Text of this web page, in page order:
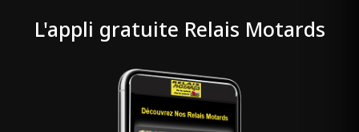
L'appli gratuite Relais Motards